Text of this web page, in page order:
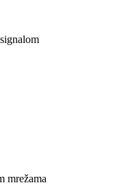
mrežama